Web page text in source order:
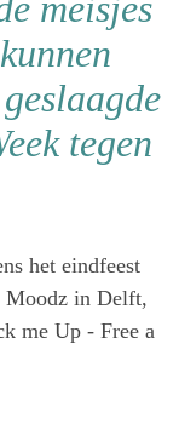
meisjes
tegen
het eindfeest
Moodz in Delft,
me Up - Free a